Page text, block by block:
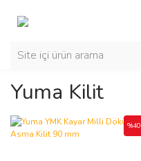
Yuma Kilit
%40